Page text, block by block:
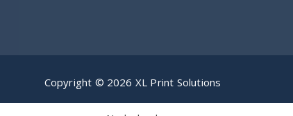
Copyright © 2026 XL Print Solutions